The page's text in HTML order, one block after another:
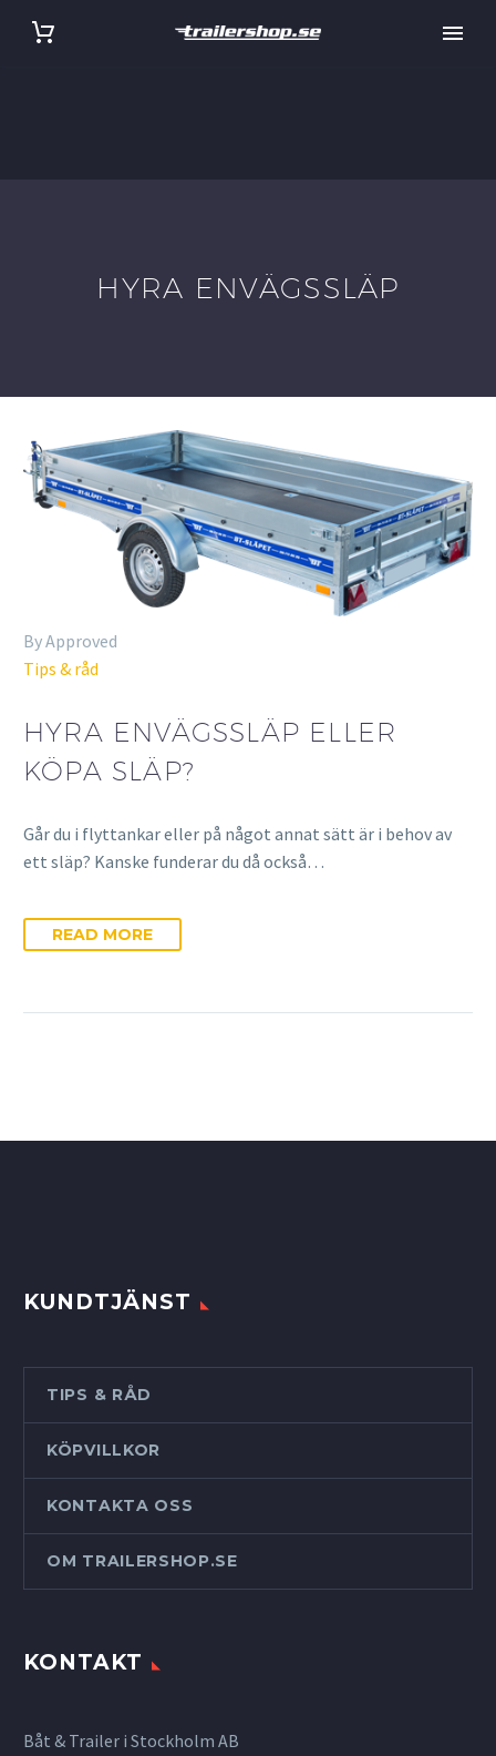
HYRA ENVÄGSSLÄP
By Approved
Tips & råd
HYRA ENVÄGSSLÄP ELLER
KÖPA SLÄP?
Går du i flyttankar eller på något annat sätt är i behov av
ett släp? Kanske funderar du då också…
READ MORE
KUNDTJÄNST
TIPS & RÅD
KÖPVILLKOR
KONTAKTA OSS
OM TRAILERSHOP.SE
KONTAKT
Båt & Trailer i Stockholm AB